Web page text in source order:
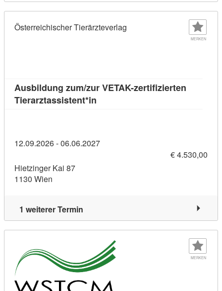
Österreichischer Tierärzteverlag
MERKEN
Ausbildung zum/zur VETAK-zertifizierten
Tierarztassistent*in
12.09.2026 - 06.06.2027
€ 4.530,00
Hietzinger Kai 87
1130 Wien
1 weiterer Termin
MERKEN